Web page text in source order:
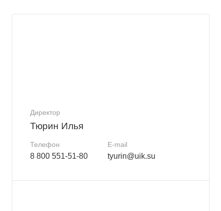
Директор
Тюрин Илья
Телефон
8 800 551-51-80
E-mail
tyurin@uik.su